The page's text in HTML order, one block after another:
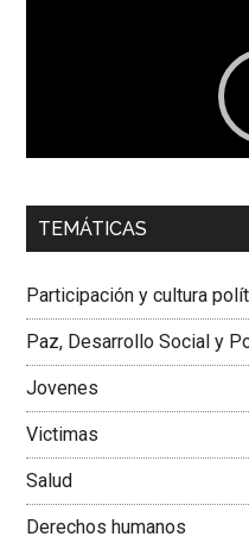
00:00
Dra. Carolina Corcho
Colombiana
TEMÁTICAS
Participación y cultura
Paz, Desarrollo Social y
Jovenes
Victimas
Salud
Derechos humanos